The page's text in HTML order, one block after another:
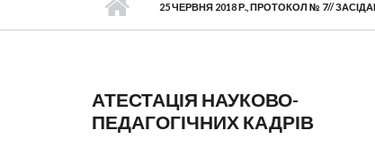
25 ЧЕРВНЯ 2018 Р., ПРОТОКОЛ № 7//
АТЕСТАЦІЯ НАУКОВО-
ПЕДАГОГІЧНИХ КАДРІВ